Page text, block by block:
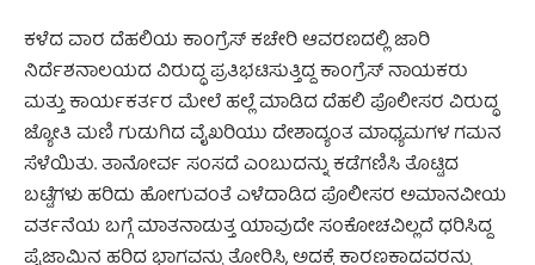
ಕಳೆದ ವಾರ ದೆಹಲಿಯ ಕಾಂಗ್ರೆಸ್ ಕಚೇರಿ ಆವರಣದಲ್ಲಿ ಜಾರಿ
ನಿರ್ದೆಶನಾಲಯದ ವಿರುದ್ಧ ಪ್ರತಿಭಟಿಸುತ್ತಿದ್ದ ಕಾಂಗ್ರೆಸ್ ನಾಯಕರು
ಮತ್ತು ಕಾರ್ಯಕರ್ತರ ಮೇಲೆ ಹಲ್ಲೆ ಮಾಡಿದ ದೆಹಲಿ ಪೊಲೀಸರ ವಿರುದ್ಧ
ಜ್ಯೋತಿ ಮಣಿ ಗುಡುಗಿದ ವೈಖರಿಯು ದೇಶಾದ್ಯಂತ ಮಾಧ್ಯಮಗಳ ಗಮನ
ಸೆಳೆಯಿತು. ತಾನೋರ್ವ ಸಂಸದೆ ಎಂಬುದನ್ನು ಕಡೆಗಣಿಸಿ ತೊಟ್ಟಿದ
ಬಟ್ಟೆಗಳು ಹರಿದು ಹೋಗುವಂತೆ ಎಳೆದಾಡಿದ ಪೊಲೀಸರ ಅಮಾನವೀಯ
ವರ್ತನೆಯ ಬಗ್ಗೆ ಮಾತನಾಡುತ್ತ ಯಾವುದೇ ಸಂಕೋಚವಿಲ್ಲದೆ ಧರಿಸಿದ್ದ